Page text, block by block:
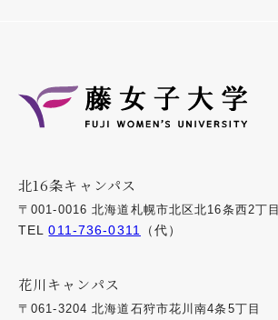
北16条キャンパス
〒001-0016 北海道札幌市北区北16条西2丁目
TEL011-736-0311 （代）
花川キャンパス
〒061-3204 北海道石狩市花川南4条5丁目